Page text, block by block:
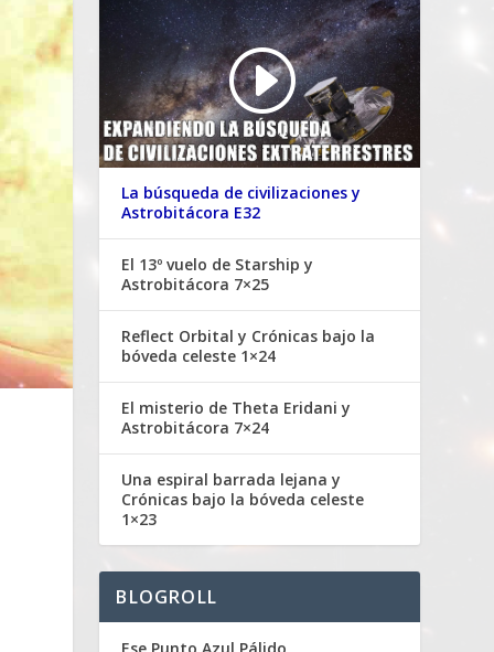
La búsqueda de civilizaciones y
Astrobitácora E32
El 13º vuelo de Starship y
Astrobitácora 7×25
Reflect Orbital y Crónicas bajo la
bóveda celeste 1×24
El misterio de Theta Eridani y
Astrobitácora 7×24
Una espiral barrada lejana y
Crónicas bajo la bóveda celeste
1×23
BLOGROLL